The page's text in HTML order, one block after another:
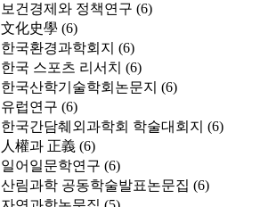
보건경제와 정책연구 (6)
文化史學 (6)
한국환경과학회지 (6)
한국 스포츠 리서치 (6)
한국산학기술학회논문지 (6)
유럽연구 (6)
한국간담췌외과학회 학술대회지 (6)
人權과 正義 (6)
일어일문학연구 (6)
산림과학 공동학술발표논문집 (6)